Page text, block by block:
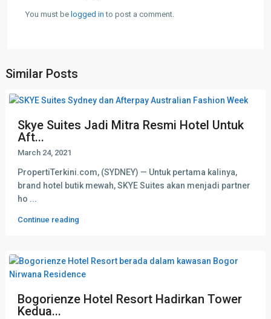
You must be logged in to post a comment.
Similar Posts
Skye Suites Jadi Mitra Resmi Hotel Untuk
Aft...
March 24, 2021
PropertiTerkini.com, (SYDNEY) — Untuk pertama kalinya,
brand hotel butik mewah, SKYE Suites akan menjadi partner
ho ...
Continue reading
Bogorienze Hotel Resort Hadirkan Tower
Kedua...